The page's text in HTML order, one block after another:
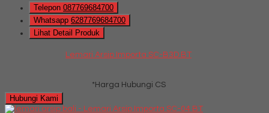
Telepon 087769684700
Whatsapp 6287769684700
Lihat Detail Produk
Lemari Arsip Importa SC-B3D BT
*Harga Hubungi CS
Hubungi Kami